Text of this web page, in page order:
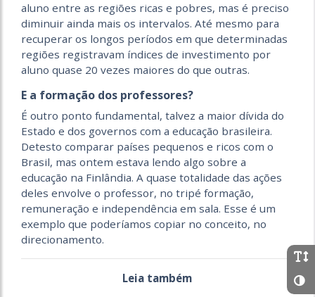
aluno entre as regiões ricas e pobres, mas é preciso
diminuir ainda mais os intervalos. Até mesmo para
recuperar os longos períodos em que determinadas
regiões registravam índices de investimento por
aluno quase 20 vezes maiores do que outras.
E a formação dos professores?
É outro ponto fundamental, talvez a maior dívida do
Estado e dos governos com a educação brasileira.
Detesto comparar países pequenos e ricos com o
Brasil, mas ontem estava lendo algo sobre a
educação na Finlândia. A quase totalidade das ações
deles envolve o professor, no tripé formação,
remuneração e independência em sala. Esse é um
exemplo que poderíamos copiar no conceito, no
direcionamento.
Leia também